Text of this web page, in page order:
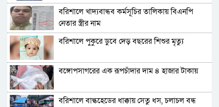
বরিশালে খাদ্যবান্ধব কর্মসূচির তালিকায় বিএনপি
নেতার স্ত্রীর নাম
বরিশালে পুকুরে ডুবে দেড় বছরের শিশুর মৃত্যু
বঙ্গোপসাগরের এক রূপচাঁদার দাম ৪ হাজার টাকায়
বরিশালে বাল্কহেডের ধাক্কায় সেতু ধস, চলাচল বন্ধ